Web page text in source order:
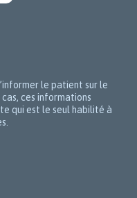
le patient sur le
ces informations
qui est le seul habilité à